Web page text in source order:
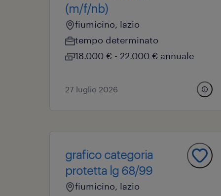
(m/f/nb)
fiumicino, lazio
tempo determinato
18.000 € - 22.000 € annuale
27 luglio 2026
grafico categoria
protetta lg 68/99
fiumicino, lazio